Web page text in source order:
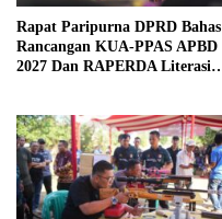
Rapat Paripurna DPRD Bahas
Rancangan KUA-PPAS APBD
2027 Dan RAPERDA Literasi